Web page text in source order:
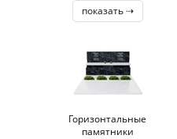
показать ⇢
Горизонтальные
памятники